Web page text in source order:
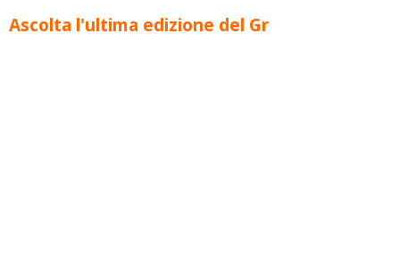
Ascolta l'ultima edizione del Gr